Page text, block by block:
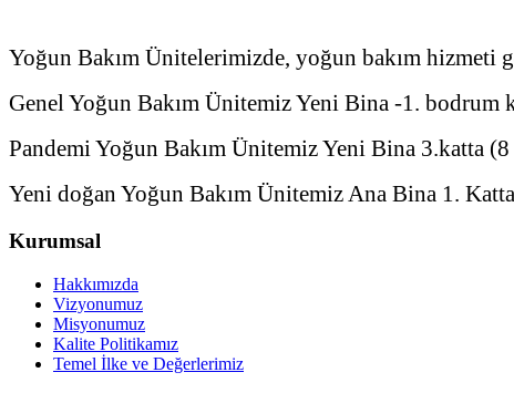
Yoğun Bakım Ünitelerimizde, yoğun bakım hizmeti
Genel Yoğun Bakım Ünitemiz Yeni Bina -1. bodrum
Pandemi Yoğun Bakım Ünitemiz Yeni Bina 3.katta (8
Yeni doğan Yoğun Bakım Ünitemiz Ana Bina 1.
Kurumsal
Hakkımızda
Vizyonumuz
Misyonumuz
Kalite Politikamız
Temel İlke ve Değerlerimiz